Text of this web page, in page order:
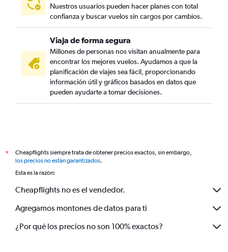
Nuestros usuarios pueden hacer planes con total
confianza y buscar vuelos sin cargos por cambios.
Viaja de forma segura
Millones de personas nos visitan anualmente para
encontrar los mejores vuelos. Ayudamos a que la
planificación de viajes sea fácil, proporcionando
información útil y gráficos basados en datos que
pueden ayudarte a tomar decisiones.
*
Cheapflights siempre trata de obtener precios exactos, sin embargo,
los precios no están garantizados.
Esta es la razón:
Cheapflights no es el vendedor.
Agregamos montones de datos para ti
¿Por qué los precios no son 100% exactos?